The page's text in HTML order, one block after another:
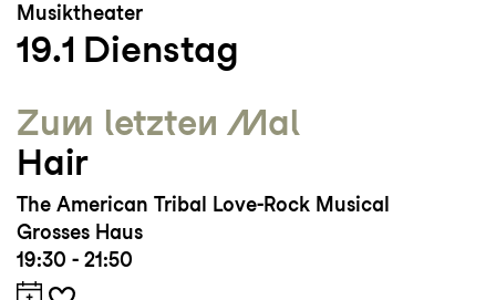
Musiktheater
19.1 Dienstag
Zum letzten Mal
Hair
The American Tribal Love-Rock Musical
Grosses Haus
19:30 - 21:50